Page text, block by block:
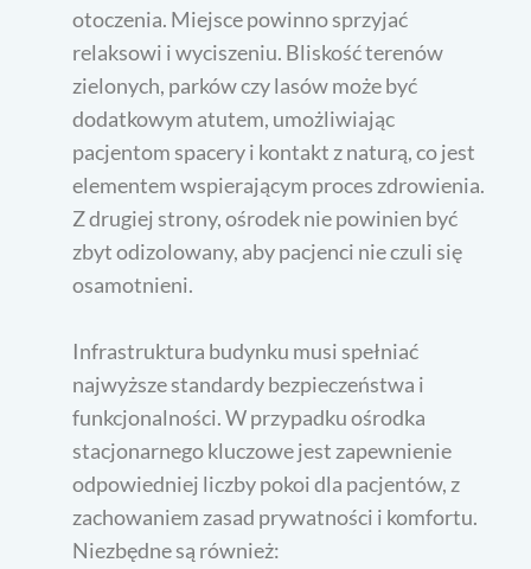
otoczenia. Miejsce powinno sprzyjać
relaksowi i wyciszeniu. Bliskość terenów
zielonych, parków czy lasów może być
dodatkowym atutem, umożliwiając
pacjentom spacery i kontakt z naturą, co jest
elementem wspierającym proces zdrowienia.
Z drugiej strony, ośrodek nie powinien być
zbyt odizolowany, aby pacjenci nie czuli się
osamotnieni.
Infrastruktura budynku musi spełniać
najwyższe standardy bezpieczeństwa i
funkcjonalności. W przypadku ośrodka
stacjonarnego kluczowe jest zapewnienie
odpowiedniej liczby pokoi dla pacjentów, z
zachowaniem zasad prywatności i komfortu.
Niezbędne są również: